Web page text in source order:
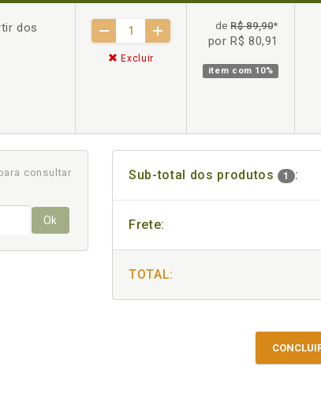
dos
Excluir
deR$ 89,90*
por R$ 80,91
item com 10%
consultar
Ok
Sub-total dos produtos 1 :
Frete:
TOTAL: